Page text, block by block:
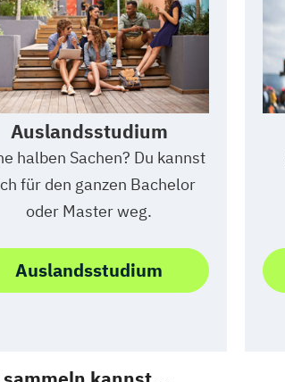
Auslandsstudium
halben Sachen? Du kannst
für den ganzen Bachelor
oder Master weg.
Auslandsstudium